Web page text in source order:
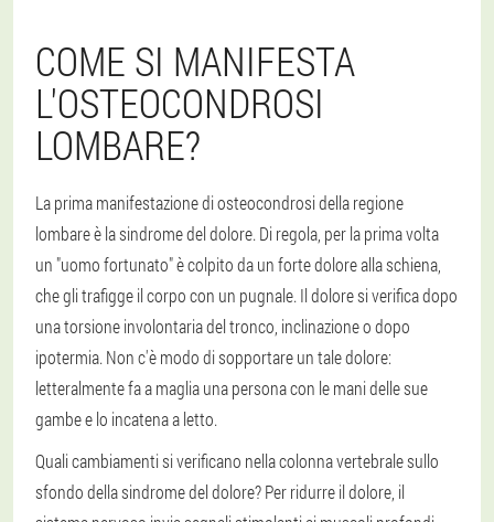
COME SI MANIFESTA
L'OSTEOCONDROSI
LOMBARE?
La prima manifestazione di osteocondrosi della regione
lombare è la sindrome del dolore. Di regola, per la prima volta
un "uomo fortunato" è colpito da un forte dolore alla schiena,
che gli trafigge il corpo con un pugnale. Il dolore si verifica dopo
una torsione involontaria del tronco, inclinazione o dopo
ipotermia. Non c'è modo di sopportare un tale dolore:
letteralmente fa a maglia una persona con le mani delle sue
gambe e lo incatena a letto.
Quali cambiamenti si verificano nella colonna vertebrale sullo
sfondo della sindrome del dolore? Per ridurre il dolore, il